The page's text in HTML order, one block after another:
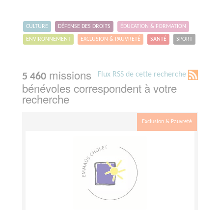
CULTURE DÉFENSE DES DROITS ÉDUCATION & FORMATION
ENVIRONNEMENT EXCLUSION & PAUVRETÉ SANTÉ SPORT
Flux RSS de cette recherche
5 460 missions
bénévoles correspondent à votre
recherche
Exclusion & Pauvreté